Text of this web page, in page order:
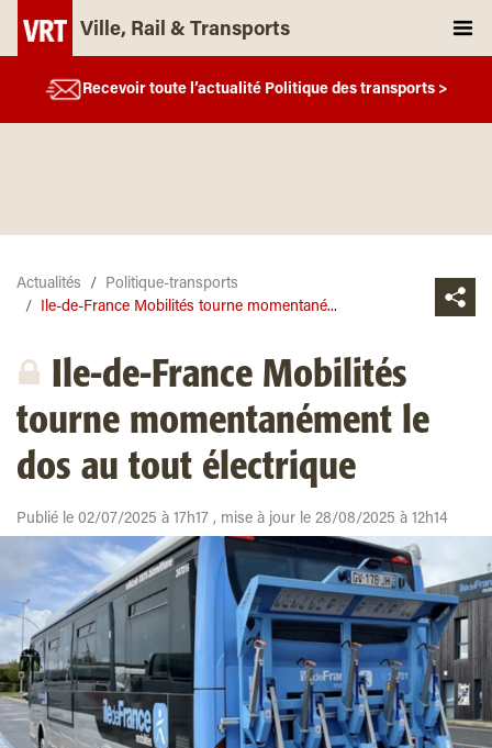
Ville, Rail & Transports
Recevoir toute l’actualité Politique des transports >
Actualités
Politique-transports
Ile-de-France Mobilités tourne momentané...
Ile-de-France Mobilités
tourne momentanément le
dos au tout électrique
Publié le 02/07/2025 à 17h17 , mise à jour le 28/08/2025 à 12h14